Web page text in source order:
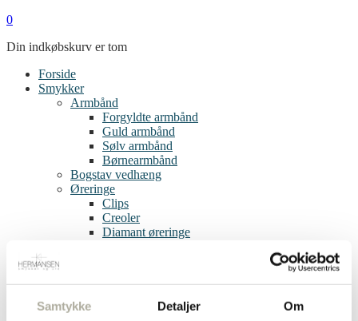
Samtykke Detaljer Om
0
Din indkøbskurv er tom
Forside
Smykker
Armbånd
Forgyldte armbånd
Guld armbånd
Sølv armbånd
Børnearmbånd
Bogstav vedhæng
Øreringe
Clips
Creoler
Diamant øreringe
Single øreringe
Børneøreringe